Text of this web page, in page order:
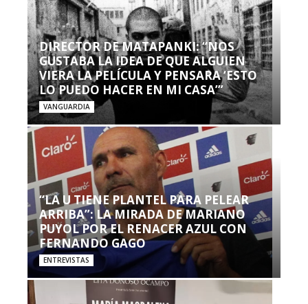
DIRECTOR DE MATAPANKI: “NOS
GUSTABA LA IDEA DE QUE ALGUIEN
VIERA LA PELÍCULA Y PENSARA ‘ESTO
LO PUEDO HACER EN MI CASA’”
VANGUARDIA
“LA U TIENE PLANTEL PARA PELEAR
ARRIBA”: LA MIRADA DE MARIANO
PUYOL POR EL RENACER AZUL CON
FERNANDO GAGO
ENTREVISTAS